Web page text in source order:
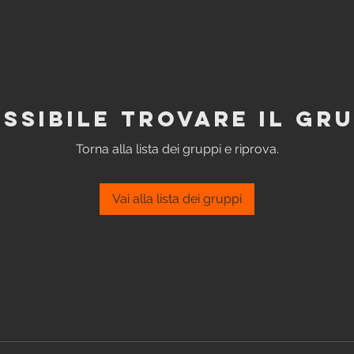
trovare il
Torna alla lista dei gruppi e riprova.
Vai alla lista dei gruppi